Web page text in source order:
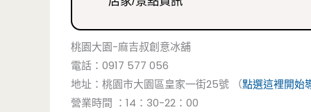
桃園大園-麻吉叔創意冰舖
電話：0917 577 056
地址：桃園市大園區皇家一街25號 （點選這裡開始
營業時間 ：14：30-22：00